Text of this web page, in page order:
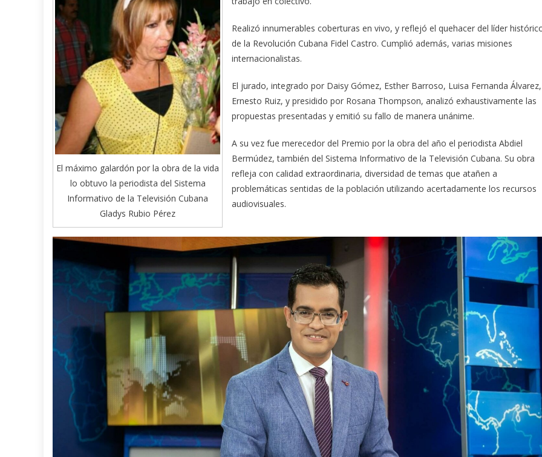
El máximo galardón por la obra de la vida
lo obtuvo la periodista del Sistema
Informativo de la Televisión Cubana
Gladys Rubio Pérez
Realizó innumerables coberturas en vivo, y reflejó el quehacer del líder
de la Revolución Cubana Fidel Castro. Cumplió además, varias misiones
internacionalistas.
El jurado, integrado por Daisy Gómez, Esther Barroso, Luisa Fernanda Álvarez,
Ernesto Ruiz, y presidido por Rosana Thompson, analizó exhaustivamente las
propuestas presentadas y emitió su fallo de manera unánime.
A su vez fue merecedor del Premio por la obra del año el periodista Abdiel
Bermúdez, también del Sistema Informativo de la Televisión Cubana. Su obra
refleja con calidad extraordinaria, diversidad de temas que atañen a
problemáticas sentidas de la población utilizando acertadamente los recursos
audiovisuales.